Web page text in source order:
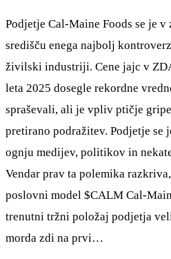
Podjetje Cal-Maine Foods se je
središču enega najbolj
živilski industriji. Cene jajc v
leta 2025 dosegle rekordne
spraševali, ali je vpliv ptičje
pretirano podražitev. Podjetje se
ognju medijev, politikov in
Vendar prav ta polemika
poslovni model $CALM Cal-
trenutni tržni položaj podjetja
morda zdi na prvi…